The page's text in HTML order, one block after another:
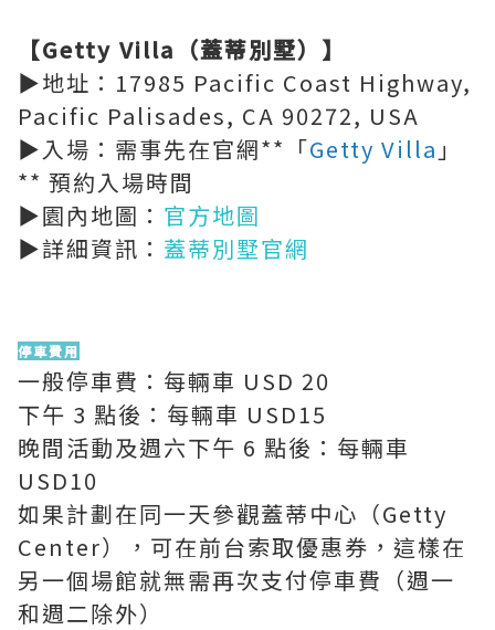
【Getty Villa（蓋蒂別墅）】
▶︎地址：17985 Pacific Coast Highway,
Pacific Palisades, CA 90272, USA
▶︎入場：需事先在官網**「Getty Villa 」
** 預約入場時間
▶︎園內地圖： 官方地圖
▶︎詳細資訊： 蓋蒂別墅官網
停車費用
一般停車費：每輛車 USD 20
下午 3 點後：每輛車 USD15
晚間活動及週六下午 6 點後：每輛車
USD10
如果計劃在同一天參觀蓋蒂中心（Getty
Center），可在前台索取優惠券，這樣在
另一個場館就無需再次支付停車費（週一
和週二除外）